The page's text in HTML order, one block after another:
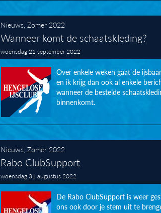
Nieuws, Zomer 2022
Wanneer komt de schaatskleding?
woensdag 21 september 2022
Over enkele weken gaat de
en ik krijg dan ook al enkele
wanneer de bestelde
binnenkomt.
Nieuws, Zomer 2022
Rabo ClubSupport
woensdag 31 augustus 2022
De Rabo ClubSupport is weer
ons ook door je stem uit te